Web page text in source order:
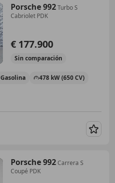
Porsche 992Turbo S
Cabriolet PDK
€ 177.900
Sin comparación
Gasolina 478 kW (650 CV)
Porsche 992Carrera S
Coupé PDK